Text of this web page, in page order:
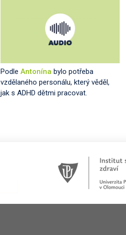
Podle Antonína bylo potřeba
vzdělaného personálu, který věděl,
jak s ADHD dětmi pracovat.